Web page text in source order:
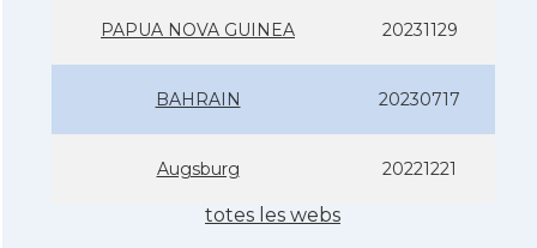
PAPUA NOVA GUINEA 20231129
BAHRAIN 20230717
Augsburg 20221221
totes les webs